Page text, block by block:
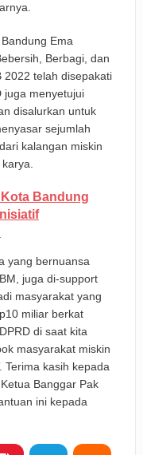
Ema
Berbagi, dan
2022 telah disepakati
juga menyetujui
disalurkan untuk
sejumlah
kalangan miskin
Bandung
yang bernuansa
juga di-support
masyarakat yang
miliar berkat
di saat kita
masyarakat miskin
Terima kasih kepada
Banggar Pak
ini kepada